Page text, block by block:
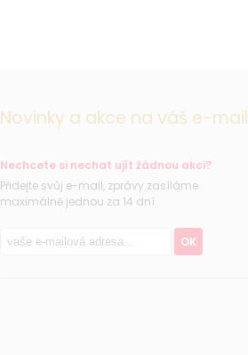
Novinky a akce na váš e-mail
Nechcete si nechat ujít žádnou akci?
Přidejte svůj e-mail, zprávy zasíláme
maximálně jednou za 14 dní
OK